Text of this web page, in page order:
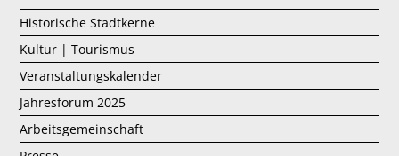
Historische Stadtkerne
Kultur | Tourismus
Veranstaltungskalender
Jahresforum 2025
Arbeitsgemeinschaft